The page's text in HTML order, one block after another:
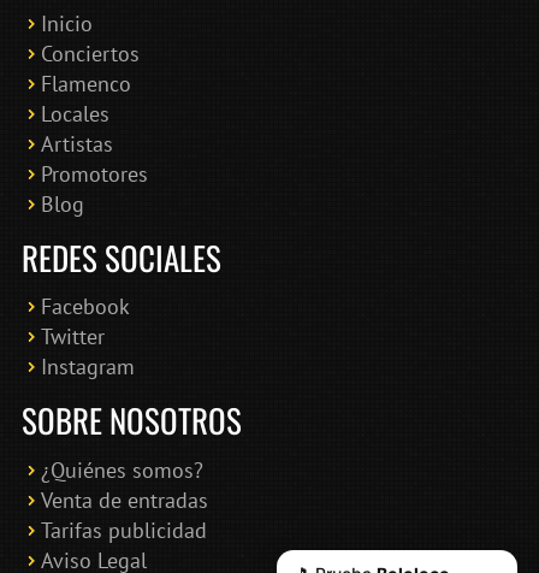
Inicio
Conciertos
Flamenco
Locales
Artistas
Promotores
Blog
REDES SOCIALES
Facebook
Twitter
Instagram
SOBRE NOSOTROS
¿Quiénes somos?
Venta de entradas
Tarifas publicidad
Aviso Legal